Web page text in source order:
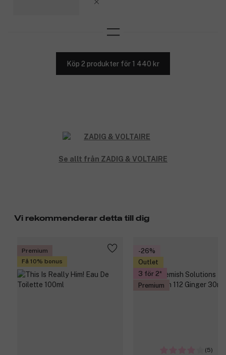
Köp 2 produkter för 1 440 kr
Se allt från ZADIG & VOLTAIRE
Vi rekommenderar detta till dig
Premium
Få 10% bonus
-26%
Outlet
3 för 2
Premium
(5)